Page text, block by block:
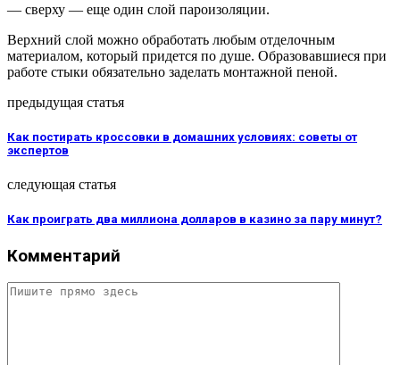
— сверху — еще один слой пароизоляции.
Верхний слой можно обработать любым отделочным
материалом, который придется по душе. Образовавшиеся при
работе стыки обязательно заделать монтажной пеной.
предыдущая статья
Как постирать кроссовки в домашних условиях: советы от
экспертов
следующая статья
Как проиграть два миллиона долларов в казино за пару минут?
Комментарий